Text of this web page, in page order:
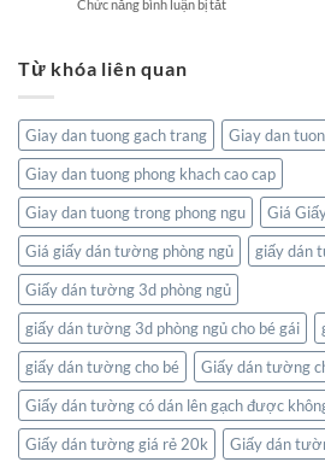
Hóa:
Thiên
Nhiên
Chức năng bình luận bị tắt
Kết
nối
giới
ngay
trong
không
gian
sống
của
bạn
Từ khóa liên quan
Giay dan tuong gach trang
Giay dan
Giay dan tuong phong khach cao cap
Giay dan tuong trong phong ngu
Giá
Giá giấy dán tường phòng ngủ
giấy dán
Giấy dán tường 3d phòng ngủ
giấy dán tường 3d phòng ngủ cho bé gái
giấy dán tường cho bé
Giấy dán tường
Giấy dán tường có dán lên gạch được
Giấy dán tường giá rẻ 20k
Giấy dán